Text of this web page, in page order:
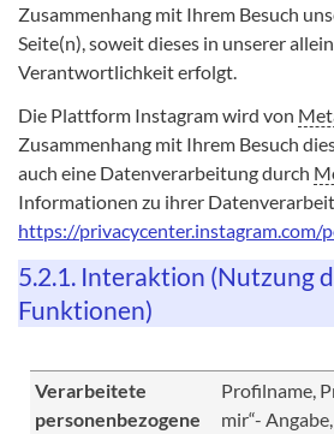
Zusammenhang mit Ihrem Besuch
Seite(n), soweit dieses in unserer
Verantwortlichkeit erfolgt.
Die Plattform Instagram wird von
Zusammenhang mit Ihrem Besuch
auch eine Datenverarbeitung durch
Informationen zu ihrer
https://privacycenter.instagram.com/
5.2.1. Interaktion (Nutzung
Funktionen)
Verarbeitete
personenbezogene
Profilname,
mir“-